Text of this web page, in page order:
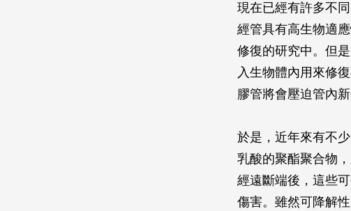
現在已經有許多不
經管具有高生物適
修復的研究中。但
入生物體內用來修
膠管將會壓迫管內
於是，近年來有不
乳酸的聚酯聚合物
經遠斷端後，這些
傷害。雖然可降解